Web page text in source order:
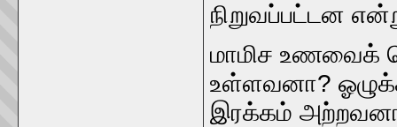
நிறுவப்பட்டன
மாமிச உணவைக்‌
உள்ளவனா?
இரக்கம்‌